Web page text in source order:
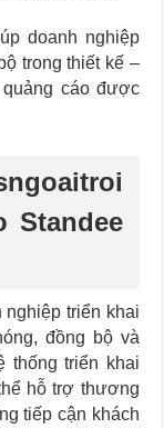
doanh nghiệp
trong thiết kế –
cáo được
Standee
triển khai
đồng bộ và
thống triển khai
hỗ trợ thương
tiếp cận khách